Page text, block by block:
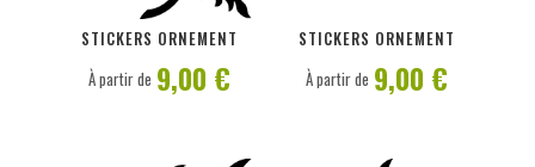
STICKERS ORNEMENT
PERSONNALISER
À partir de 9,00 €
STICKERS ORNEMENT
À partir de 9,00 €